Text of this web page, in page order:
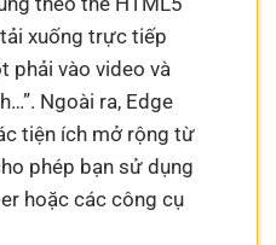
xuống trực tiếp
phải vào video và
Ngoài ra, Edge
tiện ích mở rộng từ
phép bạn sử dụng
hoặc các công cụ